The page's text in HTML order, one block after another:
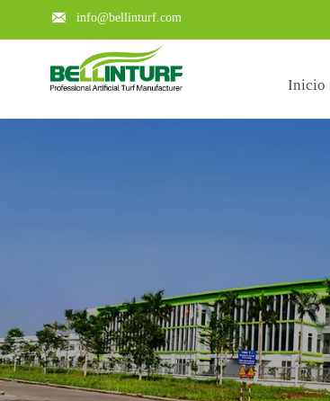
 info@bellinturf.com
Inicio
Learn about the